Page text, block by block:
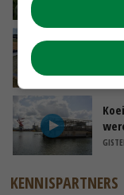
KENNISPARTNERS